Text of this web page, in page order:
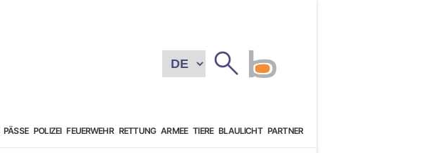
PÄSSE POLIZEI FEUERWEHR RETTUNG ARMEE TIERE BLAULICHT PARTNER